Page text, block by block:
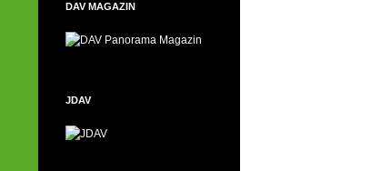
DAV MAGAZIN
JDAV